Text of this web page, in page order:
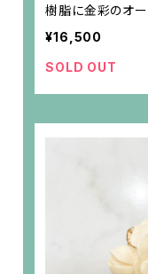
樹脂に金彩のオ
¥16,500
SOLD OUT